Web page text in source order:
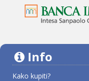
Info
Kako kupiti?